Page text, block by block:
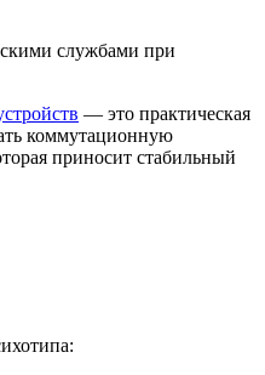
службами при
— это практическая
коммутационную
приносит стабильный